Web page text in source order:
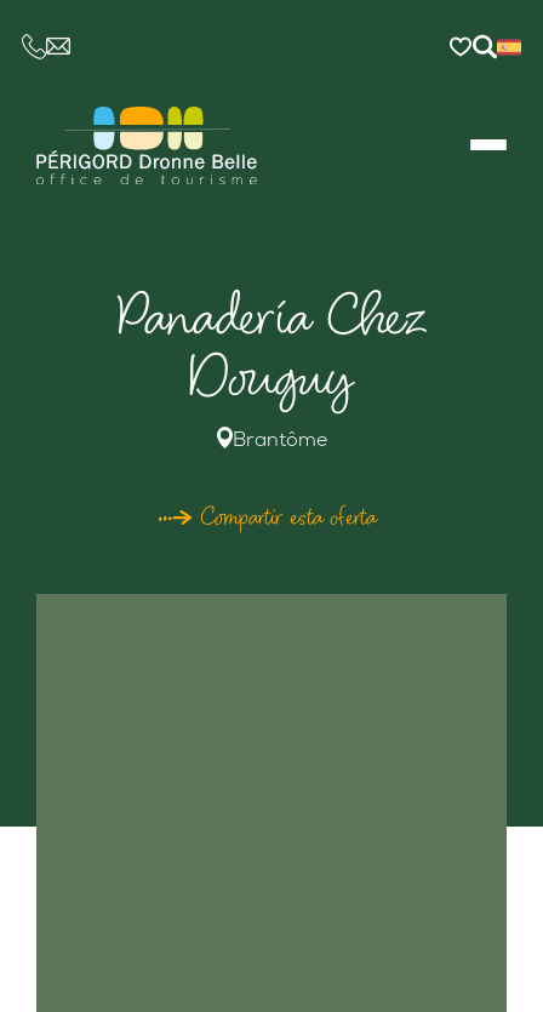
CE LIEN OUVRIRA VOTRE LOGICIEL DE
Panadería Chez
Douguy
Brantôme
Compartir esta oferta